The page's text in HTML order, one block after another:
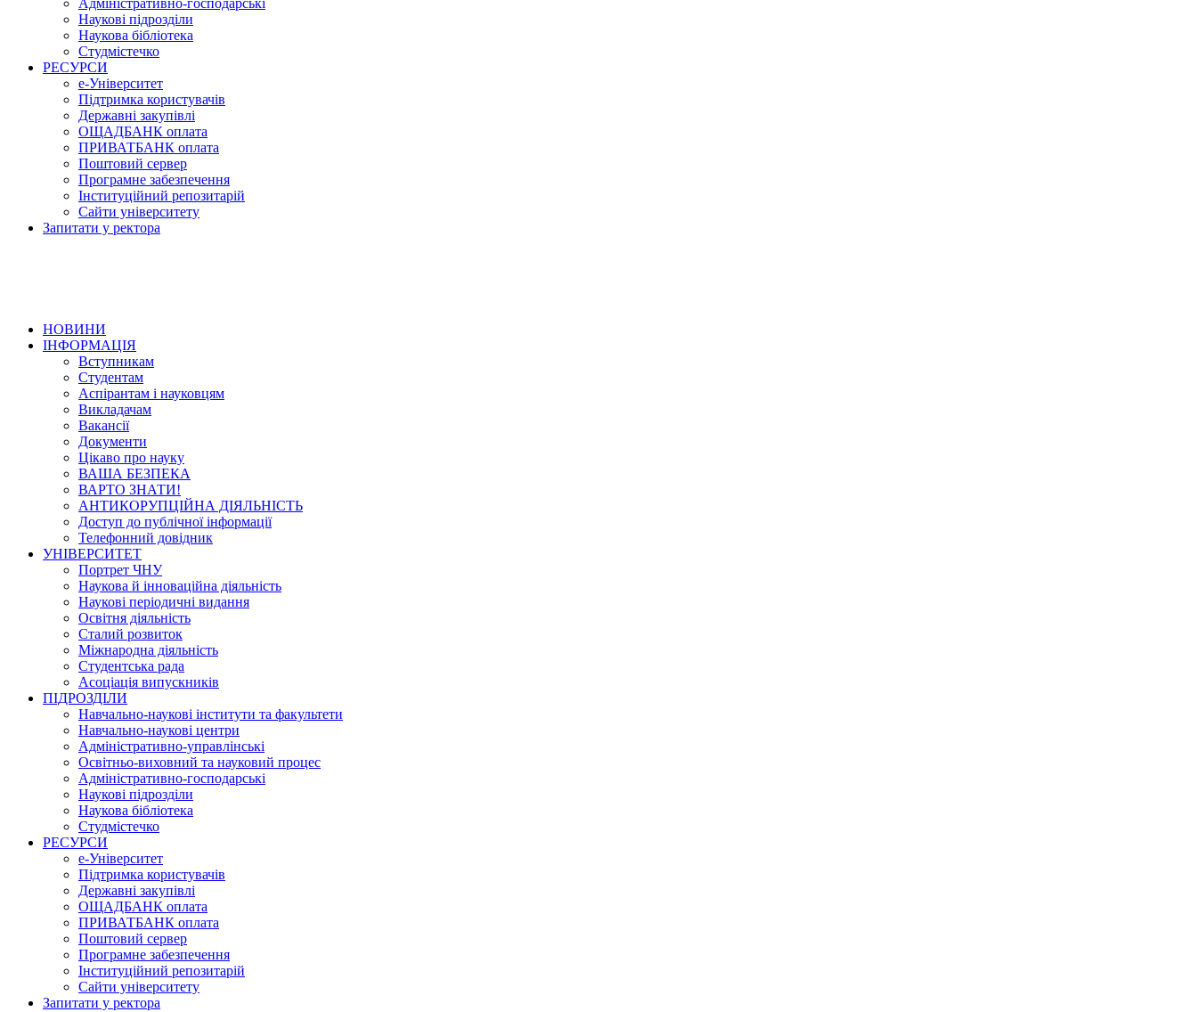
Адміністративно-господарські
Наукові підрозділи
Наукова бібліотека
Студмістечко
РЕСУРСИ
е-Університет
Підтримка користувачів
Державні закупівлі
ОЩАДБАНК оплата
ПРИВАТБАНК оплата
Поштовий сервер
Програмне забезпечення
Інституційний репозитарій
Сайти університету
Запитати у ректора
НОВИНИ
ІНФОРМАЦІЯ
Вступникам
Студентам
Аспірантам і науковцям
Викладачам
Вакансії
Документи
Цікаво про науку
ВАША БЕЗПЕКА
ВАРТО ЗНАТИ!
АНТИКОРУПЦІЙНА ДІЯЛЬНІСТЬ
Доступ до публічної інформації
Телефонний довідник
УНІВЕРСИТЕТ
Портрет ЧНУ
Наукова й інноваційна діяльність
Наукові періодичні видання
Освітня діяльність
Сталий розвиток
Міжнародна діяльність
Студентська рада
Асоціація випускників
ПІДРОЗДІЛИ
Навчально-наукові інститути та факультети
Навчально-наукові центри
Адміністративно-управлінські
Освітньо-виховний та науковий процес
Адміністративно-господарські
Наукові підрозділи
Наукова бібліотека
Студмістечко
РЕСУРСИ
е-Університет
Підтримка користувачів
Державні закупівлі
ОЩАДБАНК оплата
ПРИВАТБАНК оплата
Поштовий сервер
Програмне забезпечення
Інституційний репозитарій
Сайти університету
Запитати у ректора